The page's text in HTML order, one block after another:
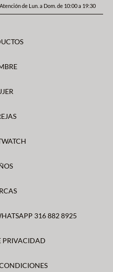
de Lun. a Dom. de 10:00 a 19:30
316 882 8925
PRIVACIDAD